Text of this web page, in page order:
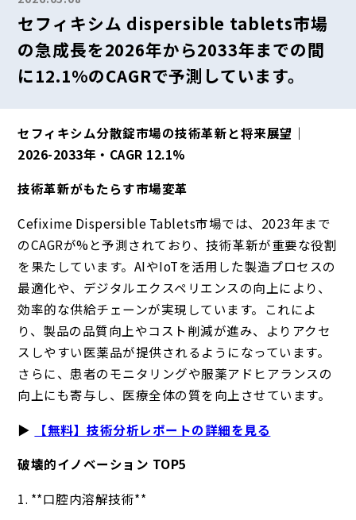
セフィキシム dispersible tablets市場
の急成長を2026年から2033年までの間
に12.1%のCAGRで予測しています。
セフィキシム分散錠市場の技術革新と将来展望｜
2026-2033年・CAGR 12.1%
技術革新がもたらす市場変革
Cefixime Dispersible Tablets市場では、2023年まで
のCAGRが%と予測されており、技術革新が重要な役割
を果たしています。AIやIoTを活用した製造プロセスの
最適化や、デジタルエクスペリエンスの向上により、
効率的な供給チェーンが実現しています。これによ
り、製品の品質向上やコスト削減が進み、よりアクセ
スしやすい医薬品が提供されるようになっています。
さらに、患者のモニタリングや服薬アドヒアランスの
向上にも寄与し、医療全体の質を向上させています。
▶
【無料】技術分析レポートの詳細を見る
破壊的イノベーション TOP5
1. **口腔内溶解技術**